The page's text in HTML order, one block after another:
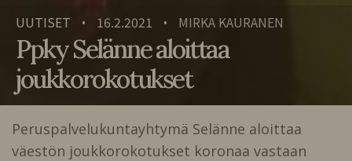
UUTISET • 16.2.2021 • MIRKA KAURANEN
Ppky Selänne aloittaa
joukkorokotukset
Peruspalvelukuntayhtymä Selänne aloittaa
väestön joukkorokotukset koronaa vastaan